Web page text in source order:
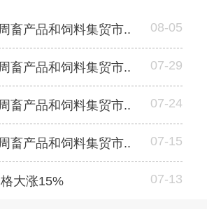
畜产品和饲料集贸市.. 08-05
畜产品和饲料集贸市.. 07-29
畜产品和饲料集贸市.. 07-24
畜产品和饲料集贸市.. 07-15
大涨15% 07-13